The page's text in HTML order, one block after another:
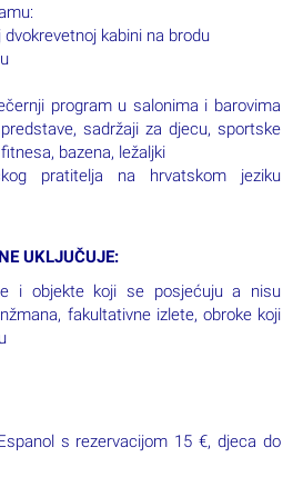
kabini na brodu
program u salonima i barovima
sadržaji za djecu, sportske
bazena, ležaljki
pratitelja na hrvatskom jeziku
UKLJUČUJE:
i objekte koji se posjećuju a nisu
fakultativne izlete, obroke koji
s rezervacijom 15 €, djeca do